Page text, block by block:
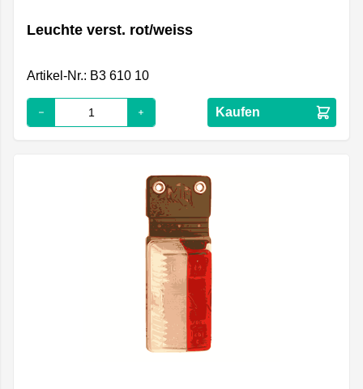
Leuchte verst. rot/weiss
Artikel-Nr.: B3 610 10
Kaufen